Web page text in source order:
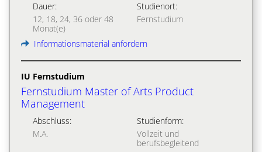
Dauer:
12, 18, 24, 36 oder 48
Monat(e)
Studienort:
Fernstudium
Informationsmaterial anfordern
IU Fernstudium
Fernstudium Master of Arts Product
Management
Abschluss:
M.A.
Studienform:
Vollzeit und
berufsbegleitend